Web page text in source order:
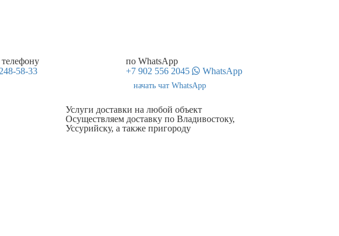
58-33
по WhatsApp
+7 902 556 2045
WhatsApp
начать чат WhatsApp
Услуги доставки на любой объект
Осуществляем доставку по Владивостоку,
Уссурийску, а также пригороду